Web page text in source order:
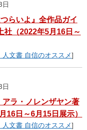
日
らいよ』全作品ガイ
社（2022年5月16日～
文書 自信のオススメ]
日
アラ・ノレンザヤン著
16日～6月15日展示）
文書 自信のオススメ]